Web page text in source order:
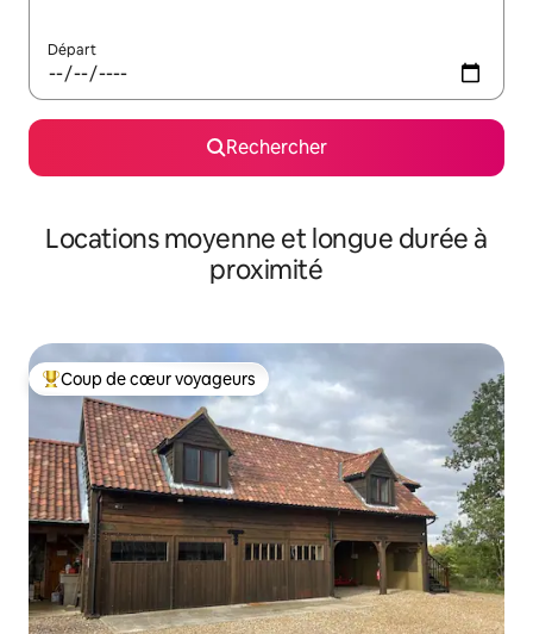
Départ
Rechercher
Locations moyenne et longue durée à
proximité
Coups de cœur voyageurs les plus appréciés
Coup de cœur voyageurs